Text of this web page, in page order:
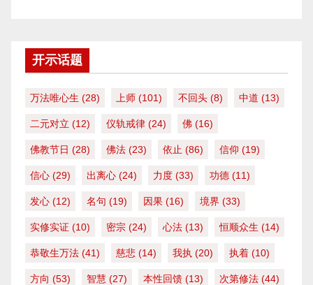
开示话题
万法唯心生 (28) 上师 (101) 不回头 (8) 中道 (13)
二元对立 (12) 仪轨戒律 (24) 佛 (16)
佛教节日 (28) 佛法 (23) 依止 (86) 信仰 (19)
信心 (29) 出离心 (24) 力度 (33) 功德 (11)
发心 (12) 名句 (19) 因果 (16) 境界 (33)
实修实证 (10) 密宗 (24) 心法 (13) 恒顺众生 (14)
恭敬生万法 (41) 慈悲 (14) 我执 (20) 执着 (10)
方向 (53) 智慧 (27) 本性回馈 (13) 次第修法 (44)